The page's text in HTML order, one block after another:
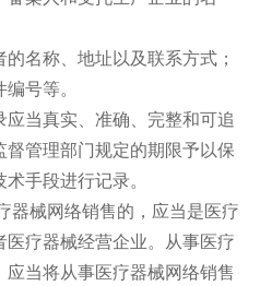
的名称、地址以及联系方式；
号等。
当真实、准确、完整和可追
管理部门规定的期限予以保
手段进行记录。
器械网络销售的，应当是医疗
疗器械经营企业。从事医疗
当将从事医疗器械网络销售